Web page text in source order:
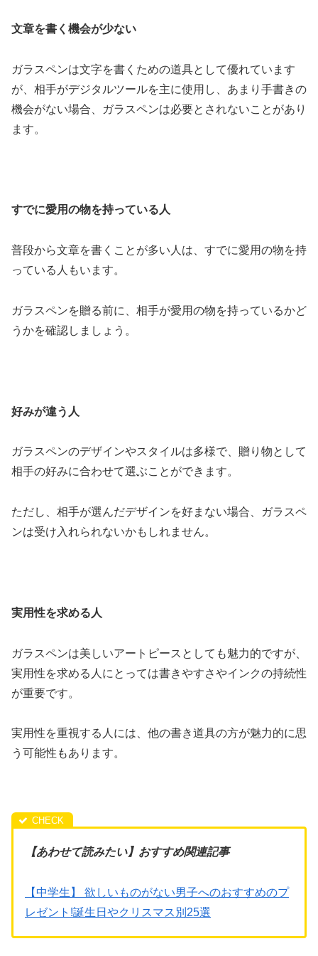
文章を書く機会が少ない
ガラスペンは文字を書くための道具として優れています
が、相手がデジタルツールを主に使用し、あまり手書きの
機会がない場合、ガラスペンは必要とされないことがあり
ます。
すでに愛用の物を持っている人
普段から文章を書くことが多い人は、すでに愛用の物を持
っている人もいます。
ガラスペンを贈る前に、相手が愛用の物を持っているかど
うかを確認しましょう。
好みが違う人
ガラスペンのデザインやスタイルは多様で、贈り物として
相手の好みに合わせて選ぶことができます。
ただし、相手が選んだデザインを好まない場合、ガラスペ
ンは受け入れられないかもしれません。
実用性を求める人
ガラスペンは美しいアートピースとしても魅力的ですが、
実用性を求める人にとっては書きやすさやインクの持続性
が重要です。
実用性を重視する人には、他の書き道具の方が魅力的に思
う可能性もあります。
【あわせて読みたい】おすすめ関連記事
【中学生】 欲しいものがない男子へのおすすめのプ
レゼント!誕生日やクリスマス別25選